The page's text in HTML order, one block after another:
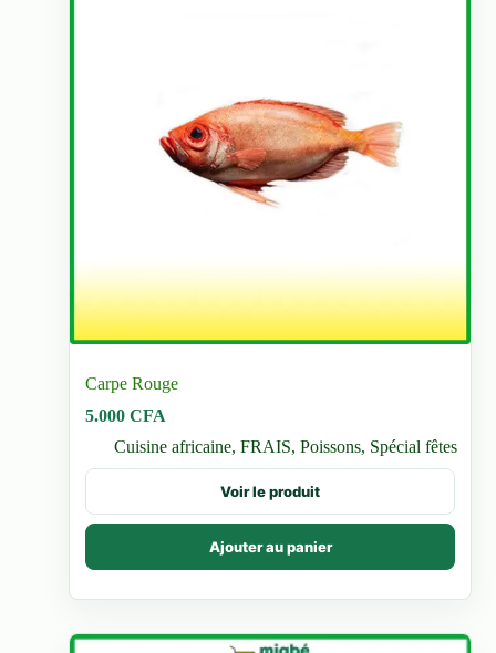
Carpe Rouge
5.000CFA
Cuisine africaine,FRAIS,Poissons, Spécial fêtes
Voir le produit
Ajouter au panier